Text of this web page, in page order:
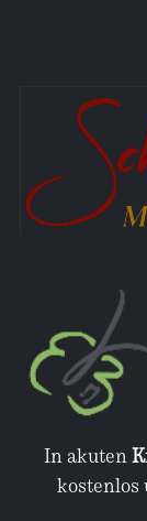
In akuten
kostenlos